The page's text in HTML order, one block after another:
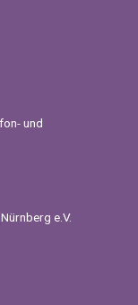
und
e.V.